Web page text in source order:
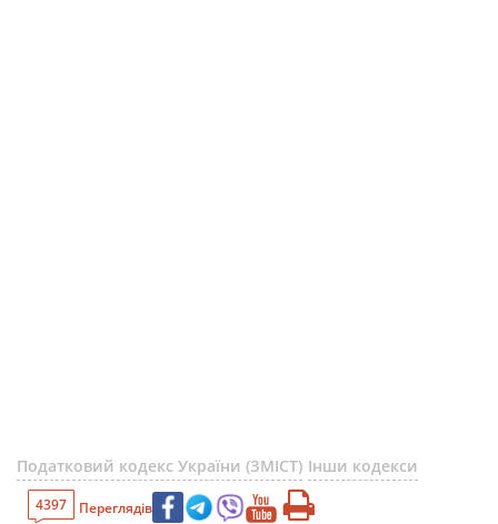
Податковий кодекс України (ЗМІСТ) Інши кодекси
4397 Переглядів